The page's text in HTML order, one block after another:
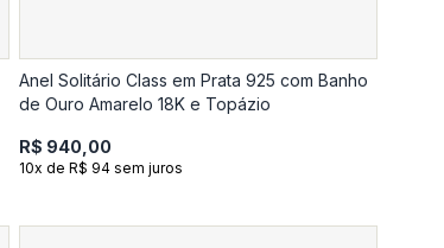
Anel Solitário Class em Prata 925 com Banho
de Ouro Amarelo 18K e Topázio
R$ 940,00
10x de R$ 94 sem juros